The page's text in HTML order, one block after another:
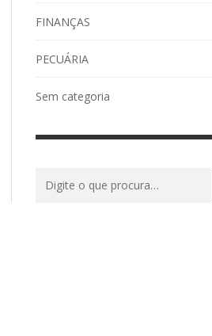
FINANÇAS
PECUÁRIA
Sem categoria